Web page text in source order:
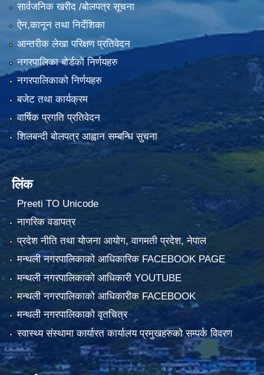
सार्वजनिक खरीद /बोलपत्र सूचना
ऐन,कानून तथा निर्देशिका
आन्तरीक लेखा परिक्षण प्रतिवेदन
नगरपालिका बोर्डको निर्णयहरु
नगरपालिकाको निर्णयहरु
बजेट तथा कार्यक्रम
वार्षिक प्रगति प्रतिवेदन
शिलबन्दी बोलपत्र आह्वान सम्बन्धि सुचना
लिंक
Preeti TO Unicode
नागरिक वडापत्र
प्रदेश नीति तथा योजना आयोग, वागमती प्रदेश, नेपाल
मन्थली नगरपालिकाको आधिकारिक FACEBOOK PAGE
मन्थली नगरपालिकाको आधिकारी YOUTUBE
मन्थली नगरपालिकाको आधिकारीक FACEBOOK
मन्थली नगरपालिकाको वृतचित्र
स्वास्थ्य संस्थामा कार्यारत कार्यालय प्रमुखहरुको सम्पर्क विवरण